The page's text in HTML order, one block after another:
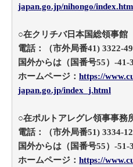
japan.go.jp/nihongo/
○在クリチバ日本国総領事館
電話：（市外局番41) 3322-
国外からは（国番号55）-41-
ホームページ： https://
japan.go.jp/index_j.html
○在ポルトアレグレ領事事務
電話：（市外局番51) 3334-
国外からは（国番号55）-51-
ホームページ： https://